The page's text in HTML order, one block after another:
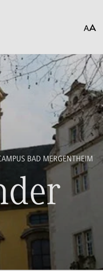
BAD MERGENTHEIM